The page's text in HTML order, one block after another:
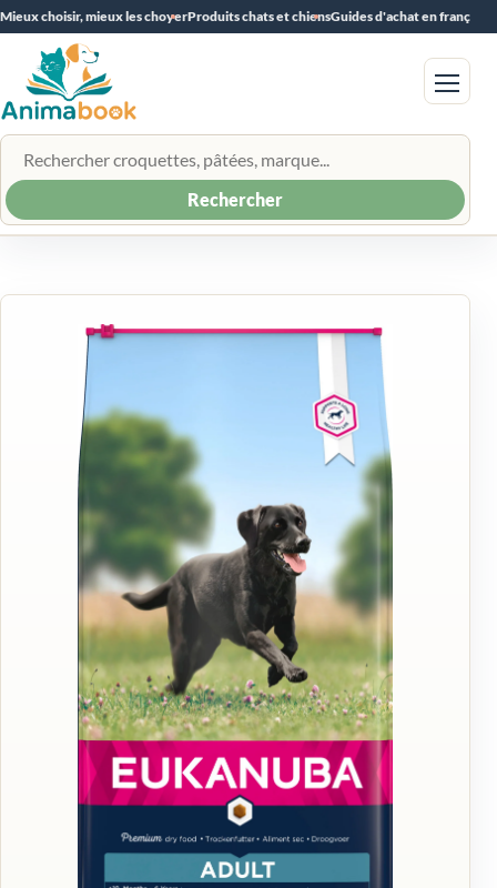
Mieux choisir, mieux les choyerProduits chats et chiensGuides d'achat en français
Rechercher un produit
Rechercher
Menu